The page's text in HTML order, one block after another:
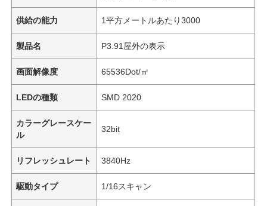
供給の能力 1平方メートルあたり3000
製品名 P3.91屋外の表示
画面解像度 65536Dot/㎡
LEDの種類 SMD 2020
カラーグレースケー
ル
32bit
リフレッシュレート 3840Hz
駆動タイプ 1/16スキャン